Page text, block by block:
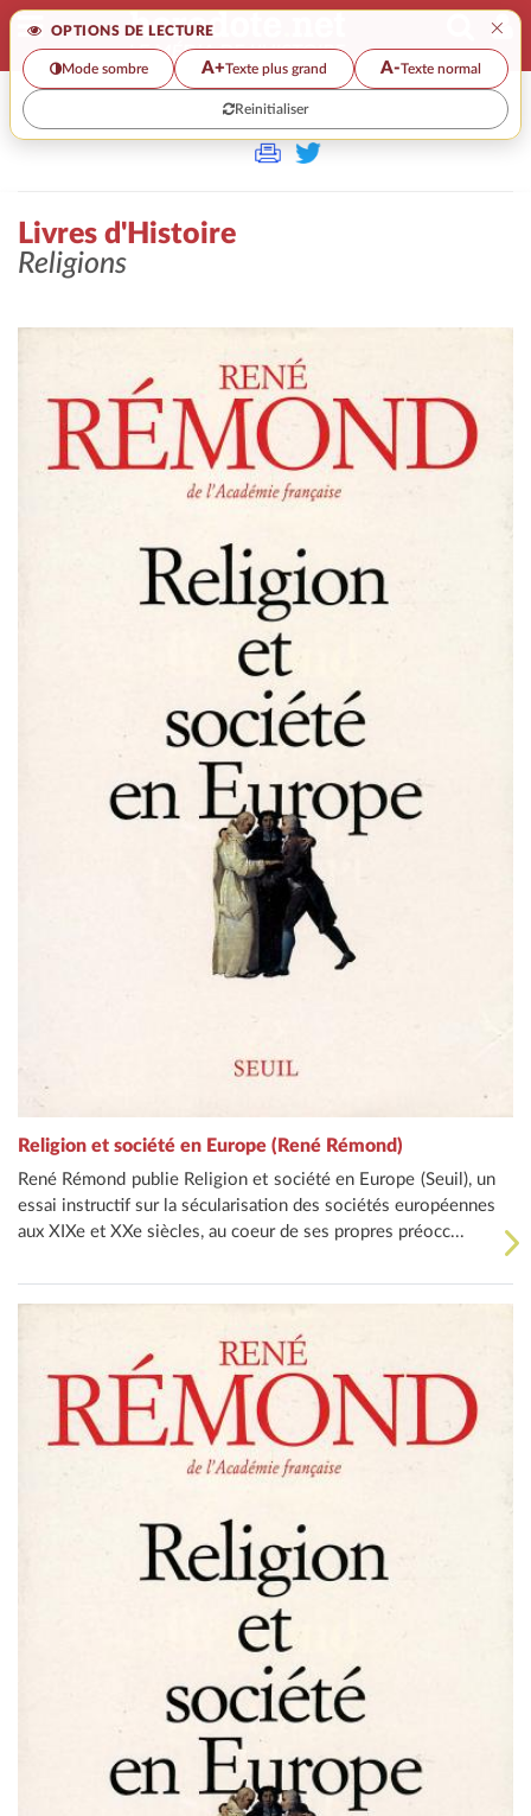
OPTIONS DE LECTURE ×
Mode sombre A+Texte plus grand A-Texte normal
Reinitialiser
>>
Livres d'Histoire
Religions
Religion et société en Europe (René Rémond)
René Rémond publie Religion et société en Europe (Seuil), un
essai instructif sur la sécularisation des sociétés européennes
aux XIXe et XXe siècles, au coeur de ses propres préocc...